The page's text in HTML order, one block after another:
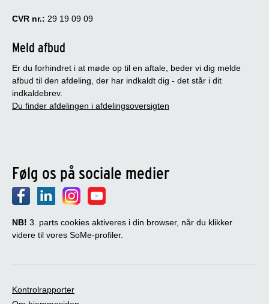
CVR nr.: 29 19 09 09
Meld afbud
Er du forhindret i at møde op til en aftale, beder vi dig melde
afbud til den afdeling, der har indkaldt dig - det står i dit
indkaldebrev.
Du finder afdelingen i afdelingsoversigten
Følg os på sociale medier
NB! 3. parts cookies aktiveres i din browser, når du klikker
videre til vores SoMe-profiler.
Kontrolrapporter